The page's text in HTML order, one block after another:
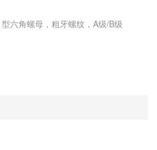
六角螺母，粗牙螺纹，A级/B级